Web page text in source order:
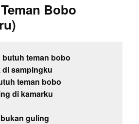
Bobo
teman bobo
sampingku
teman bobo
di kamarku
guling